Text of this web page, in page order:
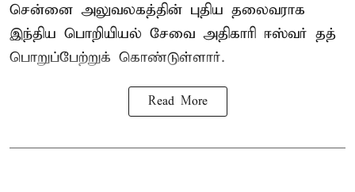
சென்னை அலுவலகத்தின் புதிய தலைவராக
இந்திய பொறியியல் சேவை அதிகாரி ஈஸ்வர் தத்
பொறுப்பேற்றுக் கொண்டுள்ளார்.
Read More